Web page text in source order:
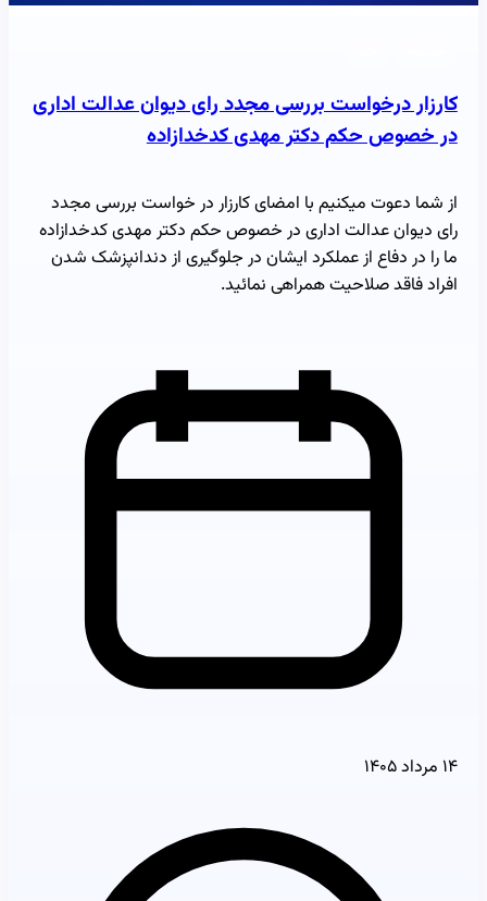
کارزار درخواست بررسی مجدد رای دیوان عدالت اداری
در خصوص حکم دکتر مهدی کدخدازاده
از شما دعوت میکنیم با امضای کارزار در خواست بررسی مجدد
رای دیوان عدالت اداری در خصوص حکم دکتر مهدی کدخدازاده
ما را در دفاع از عملکرد ایشان در جلوگیری از دندانپزشک شدن
افراد فاقد صلاحیت همراهی نمائید.
۱۴ مرداد ۱۴۰۵